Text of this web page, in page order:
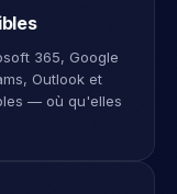
Outlook et
— où qu'elles